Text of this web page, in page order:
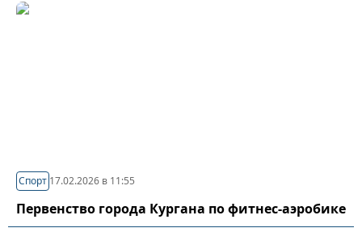
Спорт 17.02.2026 в 11:55
Первенство города Кургана по фитнес-аэробике